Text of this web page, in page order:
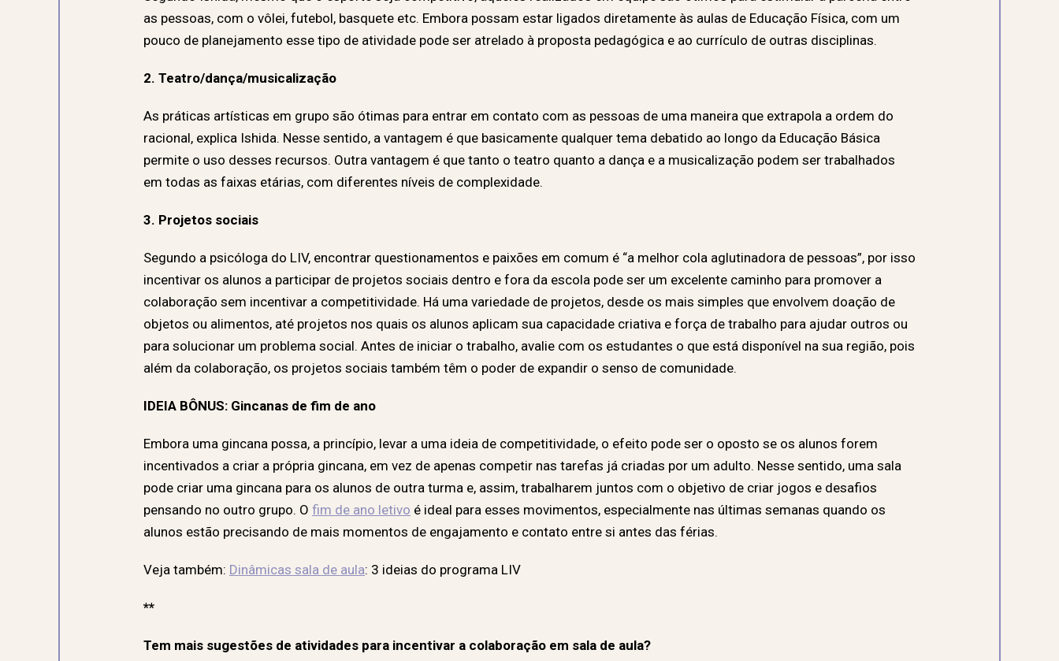
as pessoas, com o vôlei, futebol, basquete etc. Embora possam estar ligados diretamente às aulas de Educação Física, com um
pouco de planejamento esse tipo de atividade pode ser atrelado à proposta pedagógica e ao currículo de outras disciplinas.
2. Teatro/dança/musicalização
As práticas artísticas em grupo são ótimas para entrar em contato com as pessoas de uma maneira que extrapola a ordem do
racional, explica Ishida. Nesse sentido, a vantagem é que basicamente qualquer tema debatido ao longo da Educação Básica
permite o uso desses recursos. Outra vantagem é que tanto o teatro quanto a dança e a musicalização podem ser trabalhados
em todas as faixas etárias, com diferentes níveis de complexidade.
3. Projetos sociais
Segundo a psicóloga do LIV, encontrar questionamentos e paixões em comum é “a melhor cola aglutinadora de pessoas”, por isso
incentivar os alunos a participar de projetos sociais dentro e fora da escola pode ser um excelente caminho para promover a
colaboração sem incentivar a competitividade. Há uma variedade de projetos, desde os mais simples que envolvem doação de
objetos ou alimentos, até projetos nos quais os alunos aplicam sua capacidade criativa e força de trabalho para ajudar outros ou
para solucionar um problema social. Antes de iniciar o trabalho, avalie com os estudantes o que está disponível na sua região, pois
além da colaboração, os projetos sociais também têm o poder de expandir o senso de comunidade.
IDEIA BÔNUS: Gincanas de fim de ano
Embora uma gincana possa, a princípio, levar a uma ideia de competitividade, o efeito pode ser o oposto se os alunos forem
incentivados a criar a própria gincana, em vez de apenas competir nas tarefas já criadas por um adulto. Nesse sentido, uma sala
pode criar uma gincana para os alunos de outra turma e, assim, trabalharem juntos com o objetivo de criar jogos e desafios
pensando no outro grupo. O fim de ano letivo é ideal para esses movimentos, especialmente nas últimas semanas quando os
alunos estão precisando de mais momentos de engajamento e contato entre si antes das férias.
Veja também: Dinâmicas sala de aula: 3 ideias do programa LIV
**
Tem mais sugestões de atividades para incentivar a colaboração em sala de aula?